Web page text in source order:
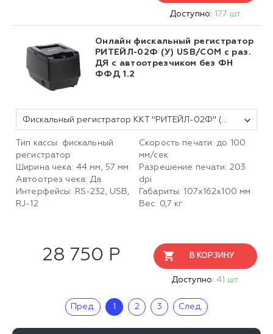
Доступно: 177 шт.
Онлайн фискальный регистратор
РИТЕЙЛ-02Ф (У) USB/COM с раз.
ДЯ с автоотрезчиком без ФН
ФФД 1.2
Фискальный регистратор ККТ "РИТЕЙЛ-02Ф" (У) USB/COM с раз. ДЯ с автоотрезчиком (черный) без ФН
Тип кассы: фискальный
регистратор
Ширина чека: 44 мм, 57 мм
Автоотрез чека: Да
Интерфейсы: RS-232, USB,
RJ-12
Скорость печати: до 100
мм/сек
Разрешение печати: 203
dpi
Габариты: 107х162х100 мм
Вес: 0,7 кг
28 750 Р В КОРЗИНУ
Доступно: 41 шт.
Пред. 1 2 3 След.